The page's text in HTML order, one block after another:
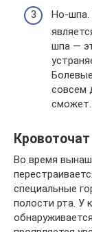
Но-шпа.
шпа —
совсем
сможет.
Во время
специальные
полости рта. У